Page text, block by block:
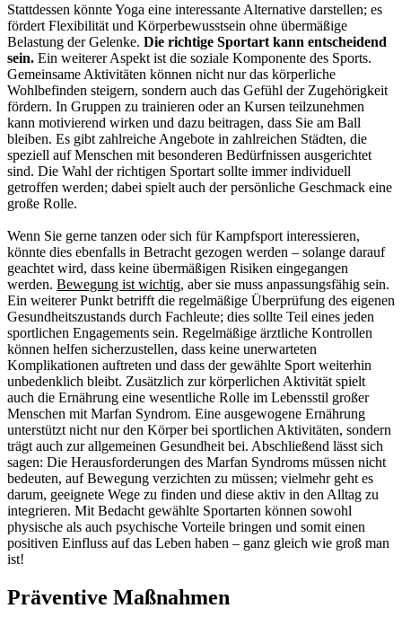
Stattdessen könnte Yoga eine interessante Alternative darstellen; es
fördert Flexibilität und Körperbewusstsein ohne übermäßige
Belastung der Gelenke. Die richtige Sportart kann entscheidend
sein. Ein weiterer Aspekt ist die soziale Komponente des Sports.
Gemeinsame Aktivitäten können nicht nur das körperliche
Wohlbefinden steigern, sondern auch das Gefühl der Zugehörigkeit
fördern. In Gruppen zu trainieren oder an Kursen teilzunehmen
kann motivierend wirken und dazu beitragen, dass Sie am Ball
bleiben. Es gibt zahlreiche Angebote in zahlreichen Städten, die
speziell auf Menschen mit besonderen Bedürfnissen ausgerichtet
sind. Die Wahl der richtigen Sportart sollte immer individuell
getroffen werden; dabei spielt auch der persönliche Geschmack eine
große Rolle.
Wenn Sie gerne tanzen oder sich für Kampfsport interessieren,
könnte dies ebenfalls in Betracht gezogen werden – solange darauf
geachtet wird, dass keine übermäßigen Risiken eingegangen
werden. Bewegung ist wichtig, aber sie muss anpassungsfähig sein.
Ein weiterer Punkt betrifft die regelmäßige Überprüfung des eigenen
Gesundheitszustands durch Fachleute; dies sollte Teil eines jeden
sportlichen Engagements sein. Regelmäßige ärztliche Kontrollen
können helfen sicherzustellen, dass keine unerwarteten
Komplikationen auftreten und dass der gewählte Sport weiterhin
unbedenklich bleibt. Zusätzlich zur körperlichen Aktivität spielt
auch die Ernährung eine wesentliche Rolle im Lebensstil großer
Menschen mit Marfan Syndrom. Eine ausgewogene Ernährung
unterstützt nicht nur den Körper bei sportlichen Aktivitäten, sondern
trägt auch zur allgemeinen Gesundheit bei. Abschließend lässt sich
sagen: Die Herausforderungen des Marfan Syndroms müssen nicht
bedeuten, auf Bewegung verzichten zu müssen; vielmehr geht es
darum, geeignete Wege zu finden und diese aktiv in den Alltag zu
integrieren. Mit Bedacht gewählte Sportarten können sowohl
physische als auch psychische Vorteile bringen und somit einen
positiven Einfluss auf das Leben haben – ganz gleich wie groß man
ist!
Präventive Maßnahmen